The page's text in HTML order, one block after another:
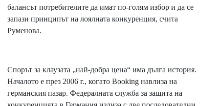
балансът потребителите да имат по-голям избор и да се
запази принципът на лоялната конкуренция, счита
Руменова.
Спорът за клаузата „най-добра цена“ има дълга история.
Началото е през 2006 г., когато Booking навлиза на
германския пазар. Федералната служба за защита на